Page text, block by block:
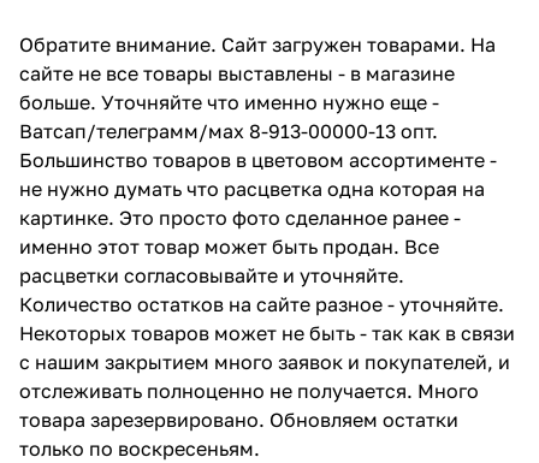
Обратите внимание. Сайт загружен товарами. На
сайте не все товары выставлены - в магазине
больше. Уточняйте что именно нужно еще -
Ватсап/телеграмм/мах 8-913-00000-13 опт.
Большинство товаров в цветовом ассортименте -
не нужно думать что расцветка одна которая на
картинке. Это просто фото сделанное ранее -
именно этот товар может быть продан. Все
расцветки согласовывайте и уточняйте.
Количество остатков на сайте разное - уточняйте.
Некоторых товаров может не быть - так как в связи
с нашим закрытием много заявок и покупателей, и
отслеживать полноценно не получается. Много
товара зарезервировано. Обновляем остатки
только по воскресеньям.